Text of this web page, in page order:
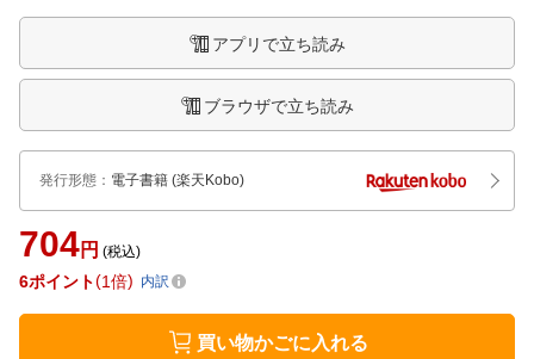
アプリで立ち読み
ブラウザで立ち読み
発行形態 ： 電子書籍 (楽天Kobo)
704円 (税込)
6ポイント 1倍 内訳
買い物かごに入れる